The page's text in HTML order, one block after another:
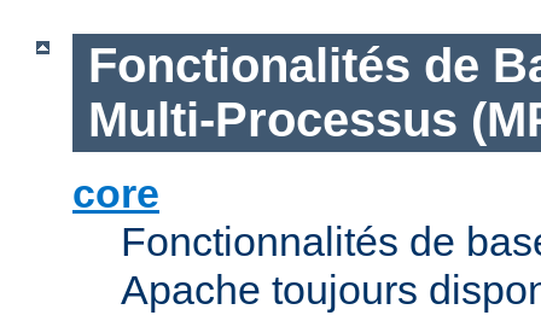
Fonctionalités de
Multi-Processus
core
Fonctionnalités de
Apache toujours